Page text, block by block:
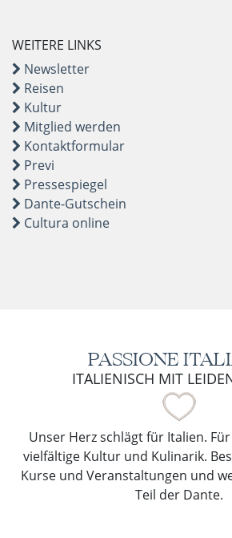
WEITERE LINKS
Newsletter
Reisen
Kultur
Mitglied werden
Kontaktformular
Previ
Pressespiegel
Dante-Gutschein
Cultura online
PASSIONE
ITALIENISCH MIT
Unser Herz schlägt für Italien.
vielfältige Kultur und Kulinarik.
Kurse und Veranstaltungen und
Teil der Dante.